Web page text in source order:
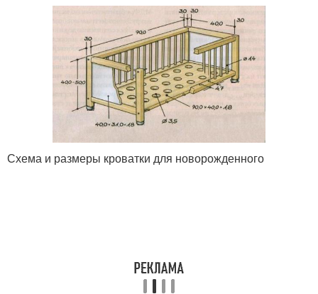
Схема и размеры кроватки для новорожденного